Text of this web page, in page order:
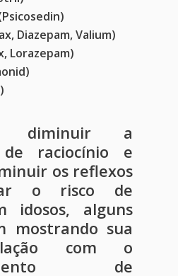
Diazepam, Valium)
Lorazepam)
diminuir a
de raciocínio e
os reflexos
o risco de
idosos, alguns
mostrando sua
com o
de
Home
Blog
Agendar Consulta
Livro 128 Receitas